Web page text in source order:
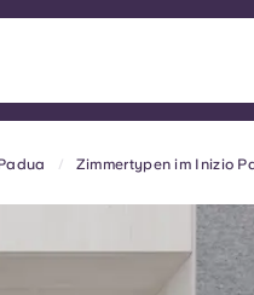
Chinese
Zimmertypen im Inizio